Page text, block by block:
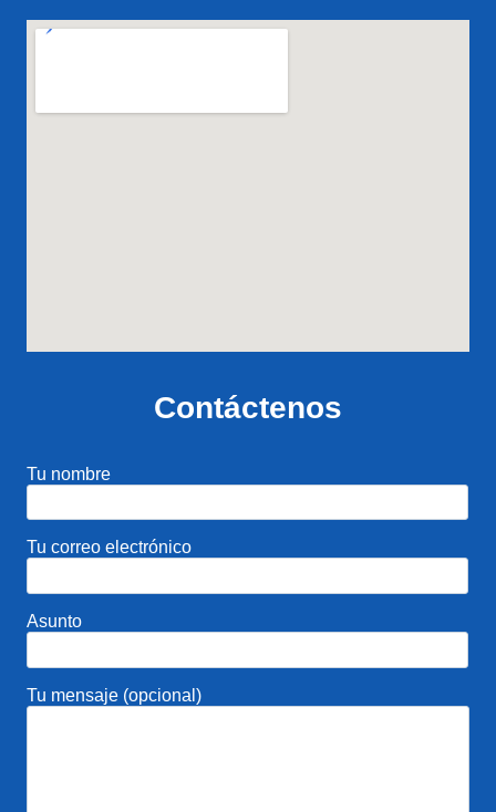
Contáctenos
Tu nombre
Tu correo electrónico
Asunto
Tu mensaje (opcional)